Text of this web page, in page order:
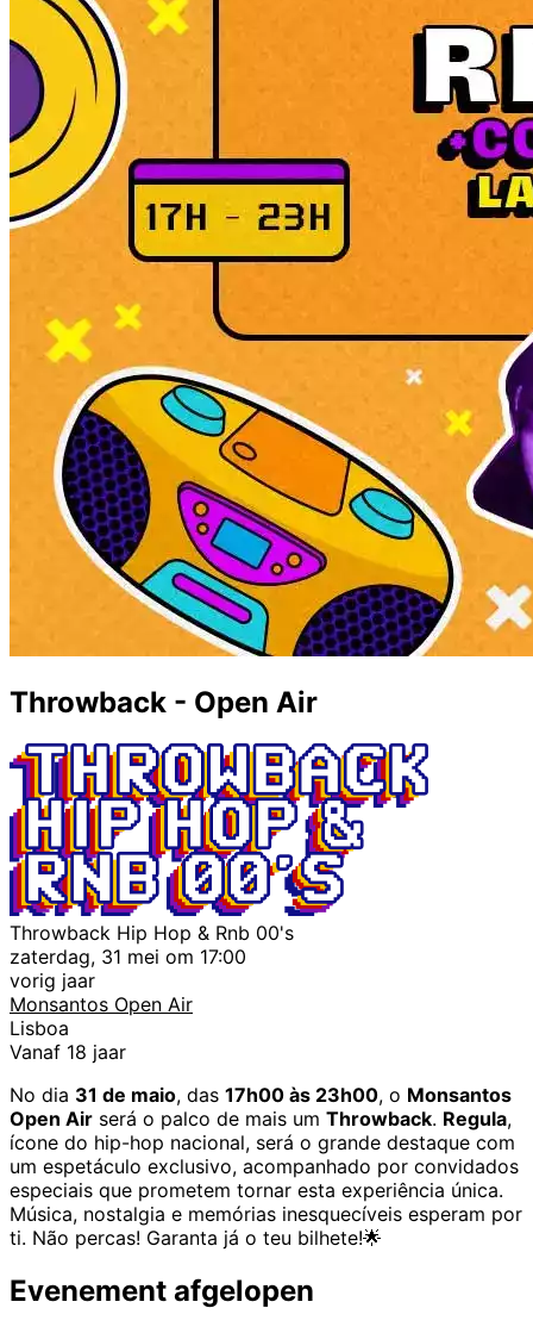
Throwback - Open Air
Throwback Hip Hop & Rnb 00's
zaterdag, 31 mei om 17:00
vorig jaar
Monsantos Open Air
Lisboa
Vanaf 18 jaar
No dia 31 de maio, das 17h00 às 23h00, o Monsantos
Open Air será o palco de mais um Throwback. Regula,
ícone do hip-hop nacional, será o grande destaque com
um espetáculo exclusivo, acompanhado por convidados
especiais que prometem tornar esta experiência única.
Música, nostalgia e memórias inesquecíveis esperam por
ti. Não percas! Garanta já o teu bilhete!🌟
Evenement afgelopen